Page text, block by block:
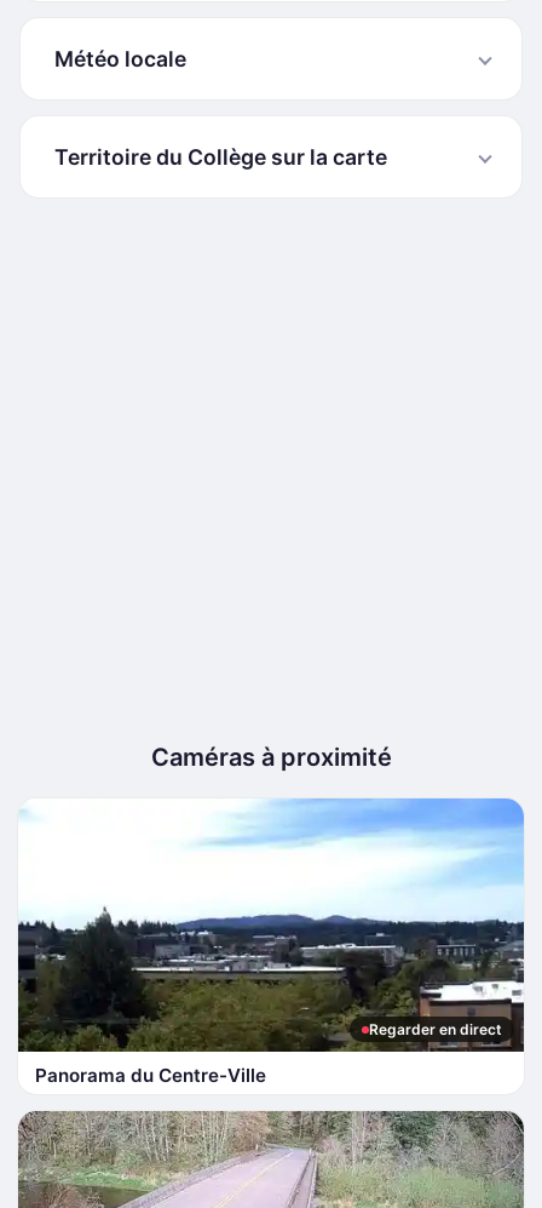
Météo locale
Territoire du Collège sur la carte
Caméras à proximité
Regarder en direct
Panorama du Centre-Ville